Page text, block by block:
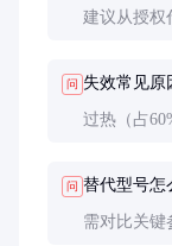
建议从授权
问 失效常见原
过热（占
问 替代型号怎
需对比关键